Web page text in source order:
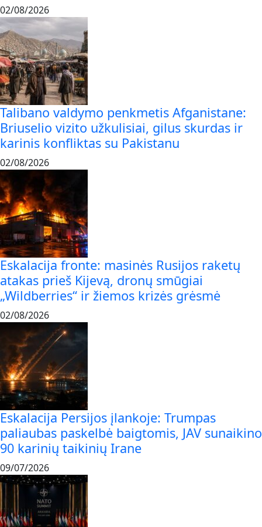
02/08/2026
Talibano valdymo penkmetis Afganistane:
Briuselio vizito užkulisiai, gilus skurdas ir
karinis konfliktas su Pakistanu
02/08/2026
Eskalacija fronte: masinės Rusijos raketų
atakas prieš Kijevą, dronų smūgiai
„Wildberries“ ir žiemos krizės grėsmė
02/08/2026
Eskalacija Persijos įlankoje: Trumpas
paliaubas paskelbė baigtomis, JAV sunaikino
90 karinių taikinių Irane
09/07/2026